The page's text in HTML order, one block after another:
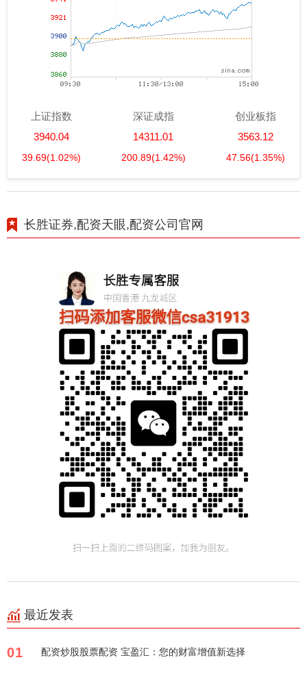
上证指数
3940.04
39.69(1.02%)
深证成指
14311.01
200.89(1.42%)
创业板指
3563.12
47.56(1.35%)
长胜证券,配资天眼,配资公司官网
最近发表
01 配资炒股股票配资 宝盈汇：您的财富增值新选择